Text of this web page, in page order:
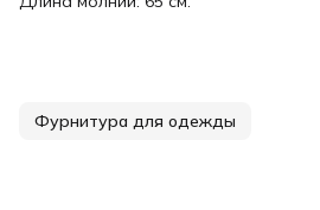
Фурнитура для одежды